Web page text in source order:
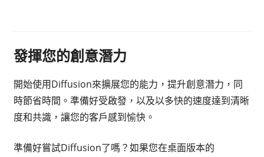
發揮您的創意潛力
開始使用Diffusion來擴展您的能力，提升創意潛力，同
時節省時間。準備好受啟發，以及以多快的速度達到清晰
度和共識，讓您的客戶感到愉快。
準備好嘗試Diffusion了嗎？如果您在桌面版本的